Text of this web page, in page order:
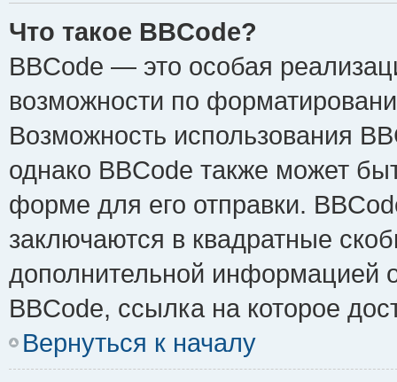
Что такое BBCode?
BBCode — это особая
возможности по
Возможность использования
однако BBCode также может
форме для его отправки.
заключаются в квадратные
дополнительной информацией
BBCode, ссылка на которое
Вернуться к началу